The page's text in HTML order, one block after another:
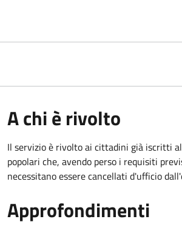
A chi è rivolto
Il servizio è rivolto ai cittadini già iscritti
popolari che, avendo perso i requisiti
necessitano essere cancellati d'ufficio
Approfondimenti